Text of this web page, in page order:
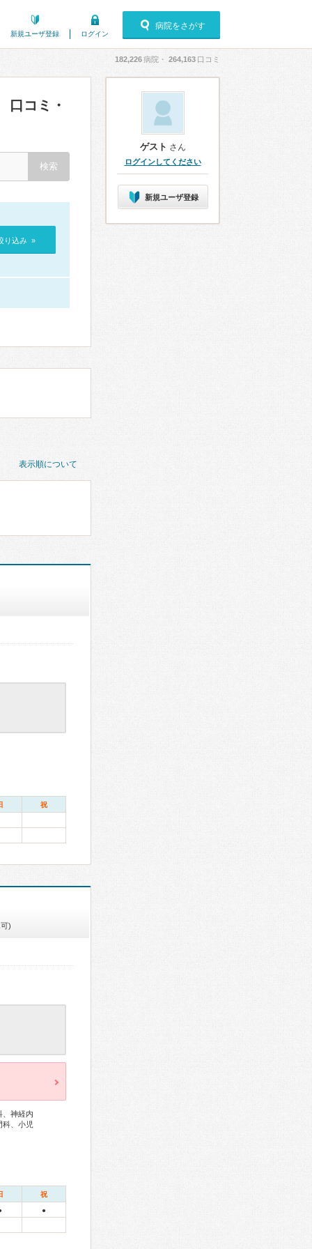
新規ユーザ登録 ログイン
病院をさがす
182,226病院・ 264,163 口コミ
口コミ・
り込み »
表示順について
祝
)
、神経内
、小児
祝
●
ゲスト さん
ログインしてください
新規ユーザ登録